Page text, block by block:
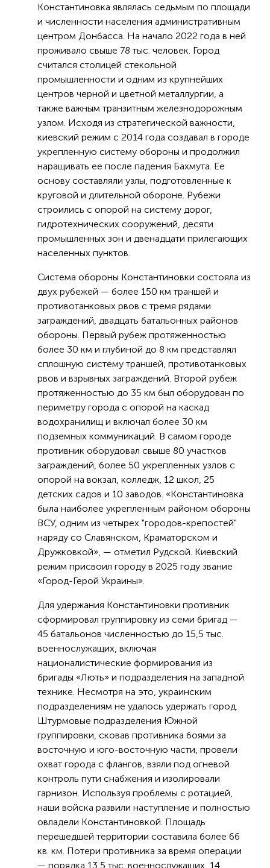
Константиновка являлась седьмым по площади
и численности населения административным
центром Донбасса. На начало 2022 года в ней
проживало свыше 78 тыс. человек. Город
считался столицей стекольной
промышленности и одним из крупнейших
центров черной и цветной металлургии, а
также важным транзитным железнодорожным
узлом. Исходя из стратегической важности,
киевский режим с 2014 года создавал в городе
укрепленную систему обороны и продолжил
наращивать ее после падения Бахмута. Ее
основу составляли узлы, подготовленные к
круговой и длительной обороне. Рубежи
строились с опорой на систему дорог,
гидротехнических сооружений, десяти
промышленных зон и двенадцати прилегающих
населенных пунктов.
Система обороны Константиновки состояла из
двух рубежей — более 150 км траншей и
противотанковых рвов с тремя рядами
заграждений, двадцать батальонных районов
обороны. Первый рубеж протяженностью
более 30 км и глубиной до 8 км представлял
сплошную систему траншей, противотанковых
рвов и взрывных заграждений. Второй рубеж
протяженностью до 35 км был оборудован по
периметру города с опорой на каскад
водохранилищ и включал более 30 км
подземных коммуникаций. В самом городе
противник оборудовал свыше 80 участков
заграждений, более 50 укрепленных узлов с
опорой на вокзал, колледж, 12 школ, 25
детских садов и 10 заводов. «Константиновка
была наиболее укрепленным районом обороны
ВСУ, одним из четырех "городов-крепостей"
наряду со Славянском, Краматорском и
Дружковкой», — отметил Рудской. Киевский
режим присвоил городу в 2025 году звание
«Город-Герой Украины».
Для удержания Константиновки противник
сформировал группировку из семи бригад —
45 батальонов численностью до 15,5 тыс.
военнослужащих, включая
националистические формирования из
бригады «Лють» и подразделения на западной
технике. Несмотря на это, украинским
подразделениям не удалось удержать город.
Штурмовые подразделения Южной
группировки, сковав противника боями за
восточную и юго-восточную части, провели
охват города с флангов, взяли под огневой
контроль пути снабжения и изолировали
гарнизон. Используя проблемы с ротацией,
наши войска развили наступление и полностью
овладели Константиновкой. Площадь
перешедшей территории составила более 66
кв. км. Потери противника за время операции
— порядка 13,5 тыс. военнослужащих, 14